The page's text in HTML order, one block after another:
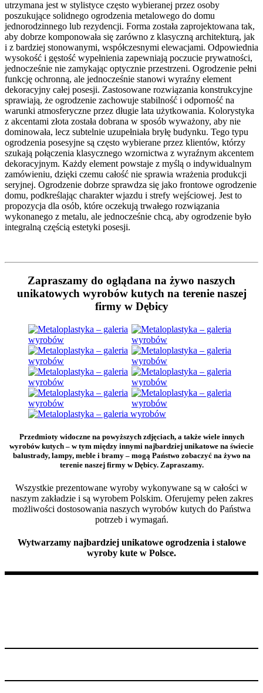
utrzymana jest w stylistyce często wybieranej przez osoby
poszukujące solidnego ogrodzenia metalowego do domu
jednorodzinnego lub rezydencji. Forma została zaprojektowana tak,
aby dobrze komponowała się zarówno z klasyczną architekturą, jak
i z bardziej stonowanymi, współczesnymi elewacjami. Odpowiednia
wysokość i gęstość wypełnienia zapewniają poczucie prywatności,
jednocześnie nie zamykając optycznie przestrzeni. Ogrodzenie pełni
funkcję ochronną, ale jednocześnie stanowi wyraźny element
dekoracyjny całej posesji. Zastosowane rozwiązania konstrukcyjne
sprawiają, że ogrodzenie zachowuje stabilność i odporność na
warunki atmosferyczne przez długie lata użytkowania. Kolorystyka
z akcentami złota została dobrana w sposób wyważony, aby nie
dominowała, lecz subtelnie uzupełniała bryłę budynku. Tego typu
ogrodzenia posesyjne są często wybierane przez klientów, którzy
szukają połączenia klasycznego wzornictwa z wyraźnym akcentem
dekoracyjnym. Każdy element powstaje z myślą o indywidualnym
zamówieniu, dzięki czemu całość nie sprawia wrażenia produkcji
seryjnej. Ogrodzenie dobrze sprawdza się jako frontowe ogrodzenie
domu, podkreślając charakter wjazdu i strefy wejściowej. Jest to
propozycja dla osób, które oczekują trwałego rozwiązania
wykonanego z metalu, ale jednocześnie chcą, aby ogrodzenie było
integralną częścią estetyki posesji.
Zapraszamy do oglądana na żywo naszych
unikatowych wyrobów kutych na terenie naszej
firmy w Dębicy
Przedmioty widoczne na powyższych zdjęciach, a także wiele innych
wyrobów kutych – w tym między innymi najbardziej unikatowe na świecie
balustrady, lampy, meble i bramy – mogą Państwo zobaczyć na żywo na
terenie naszej firmy w Dębicy. Zapraszamy.
Wszystkie prezentowane wyroby wykonywane są w całości w
naszym zakładzie i są wyrobem Polskim. Oferujemy pełen zakres
możliwości dostosowania naszych wyrobów kutych do Państwa
potrzeb i wymagań.
Wytwarzamy najbardziej unikatowe ogrodzenia i stalowe
wyroby kute w Polsce.